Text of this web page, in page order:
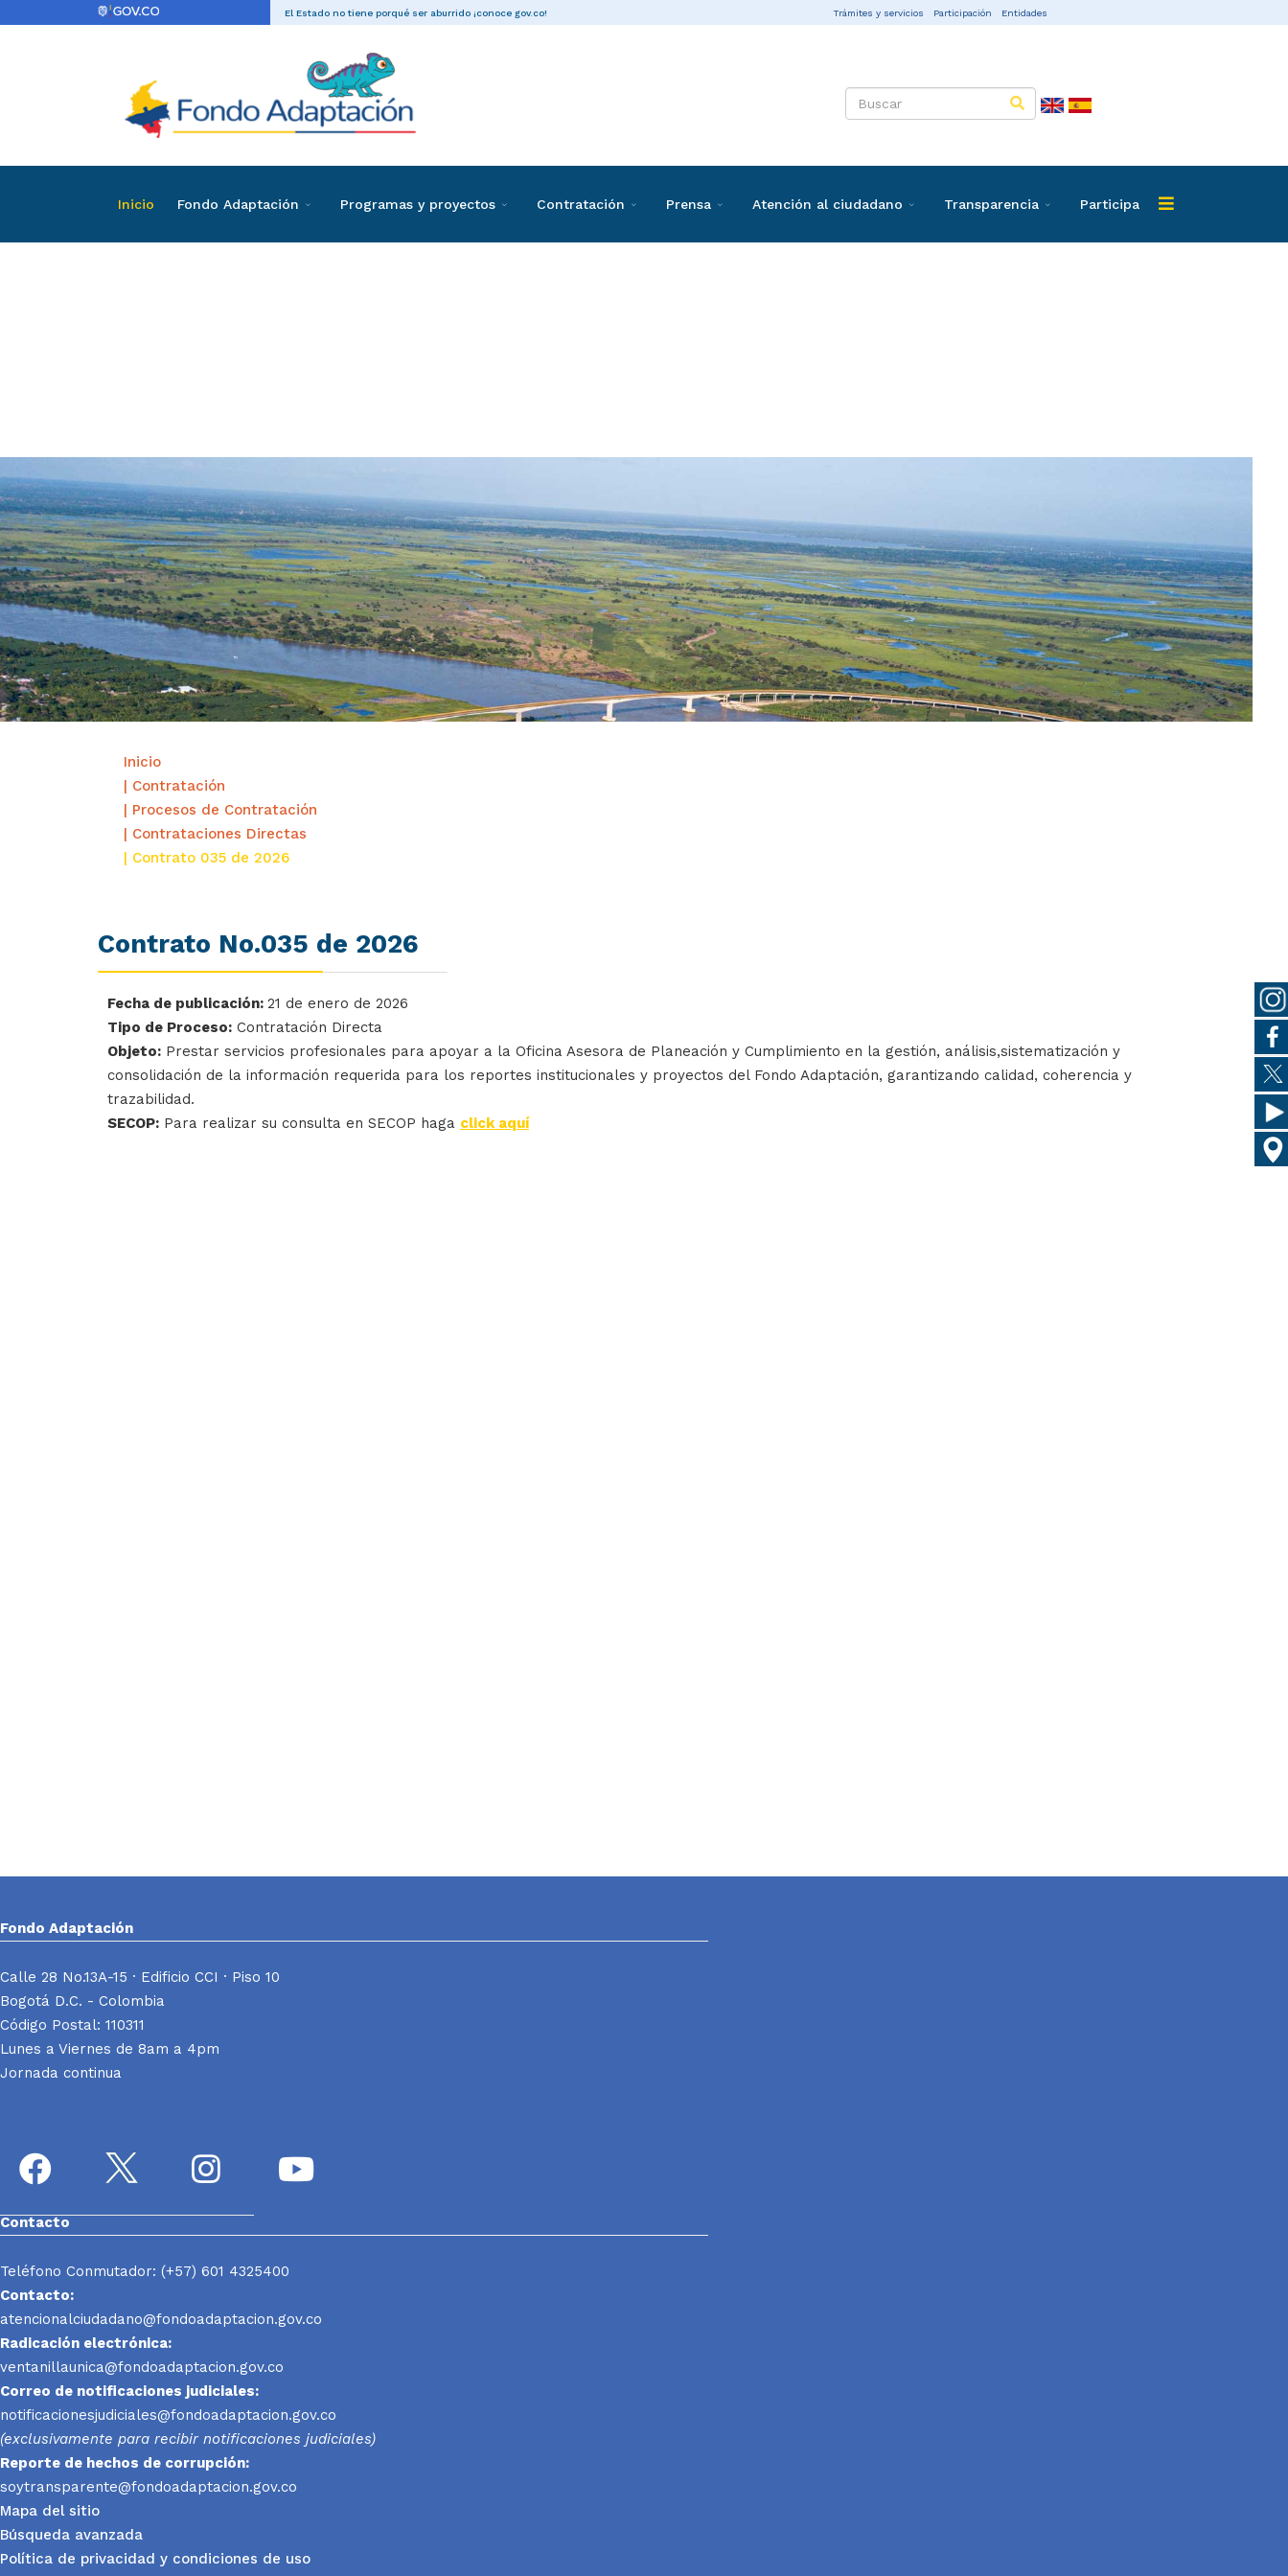
El Estado no tiene porqué ser aburrido ¡conoce gov.co! Trámites y servicios Participación Entidades
Inicio Fondo Adaptación Programas y proyectos Contratación Prensa Atención al ciudadano Transparencia Participa
Directas
Inicio
| Contratación
| Procesos de Contratación
| Contrataciones Directas
| Contrato 035 de 2026
Contrato No.035 de 2026
Fecha de publicación: 21 de enero de 2026
Tipo de Proceso: Contratación Directa
Objeto: Prestar servicios profesionales para apoyar a la Oficina Asesora de Planeación y Cumplimiento en la gestión, análisis,sistematización y
consolidación de la información requerida para los reportes institucionales y proyectos del Fondo Adaptación, garantizando calidad, coherencia y
trazabilidad.
SECOP: Para realizar su consulta en SECOP haga click aquí
Fondo Adaptación
Calle 28 No.13A-15 · Edificio CCI · Piso 10
Bogotá D.C. - Colombia
Código Postal: 110311
Lunes a Viernes de 8am a 4pm
Jornada continua
Contacto
Teléfono Conmutador: (+57) 601 4325400
Contacto:
atencionalciudadano@fondoadaptacion.gov.co
Radicación electrónica:
ventanillaunica@fondoadaptacion.gov.co
Correo de notificaciones judiciales:
notificacionesjudiciales@fondoadaptacion.gov.co
(exclusivamente para recibir notificaciones judiciales)
Reporte de hechos de corrupción:
soytransparente@fondoadaptacion.gov.co
Mapa del sitio
Búsqueda avanzada
Política de privacidad y condiciones de uso